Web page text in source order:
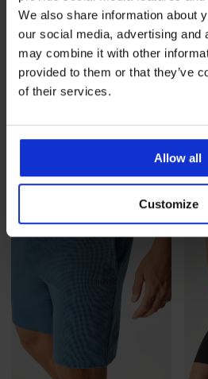
We also share information about
our social media, advertising and
may combine it with other
provided to them or that they’ve
of their services.
Allow all
Customize
2PACK Pamučna majica